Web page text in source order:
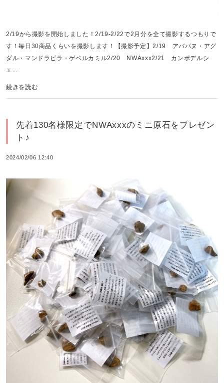
2/19から撮影を開始しました！2/19-2/22で2月分を全て撮影するつもりで
す！毎日30商品くらいを撮影します！【撮影予定】2/19 アバパヌ・アグ
ダル・マンドラビラ・ゲベルカミル2/20 NWAxxx2/21 カンポデルシ
エ...
続きを読む
先着130名様限定でNWAxxxのミニ原石をプレゼン
ト♪
2024/02/06 12:40